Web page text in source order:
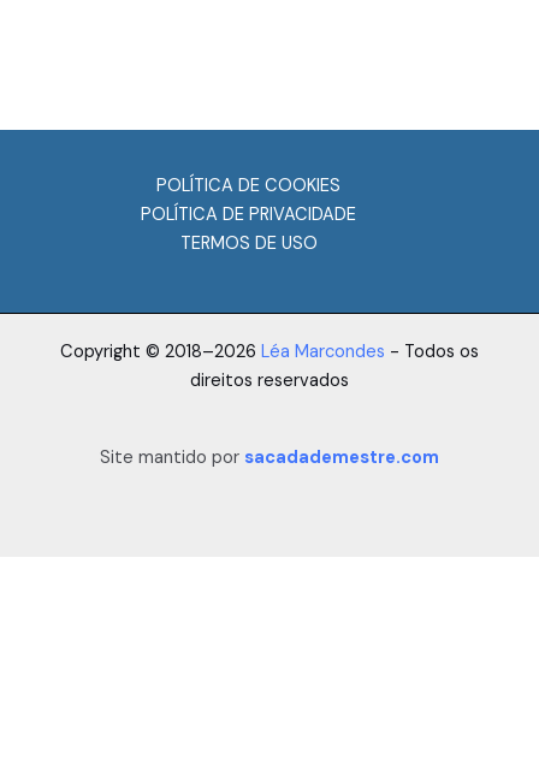
POLÍTICA DE COOKIES
POLÍTICA DE PRIVACIDADE
TERMOS DE USO
Copyright © 2018–2026 Léa Marcondes - Todos os
direitos reservados
Site mantido por sacadademestre.com